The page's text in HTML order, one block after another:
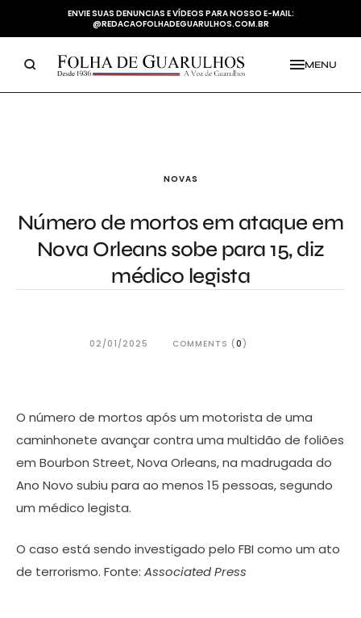
ENVIE SUAS DENUNCIAS E VÍDEOS PARA NOSSO E-MAIL:
@REDACAOFOLHADEGUARULHOS.COM.BR
MENU
NOVAS
Número de mortos em ataque em
Nova Orleans sobe para 15, diz
médico legista
02/01/2025 COMMENTS (0 )
O número de mortos após um motorista de uma
caminhonete avançar contra uma multidão de foliões
em Bourbon Street, Nova Orleans, na madrugada do
Ano Novo subiu para ao menos 15 pessoas, segundo
um médico legista.
O caso está sendo investigado pelo FBI como um ato
de terrorismo. Fonte: Associated Press